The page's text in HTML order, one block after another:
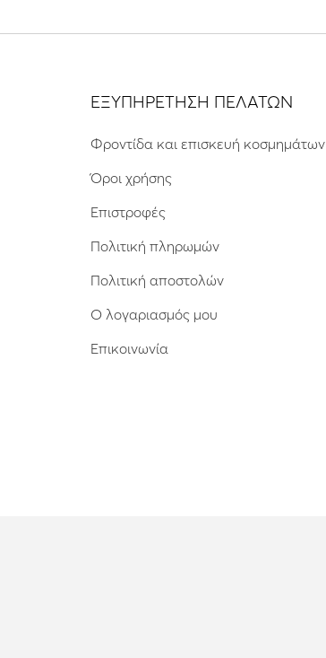
ΕΞΥΠΗΡΕΤΗΣΗ ΠΕΛΑΤΩΝ
Φροντίδα και επισκευή κοσμημάτων
Όροι χρήσης
Επιστροφές
Πολιτική πληρωμών
Πολιτική αποστολών
Ο λογαριασμός μου
Επικοινωνία